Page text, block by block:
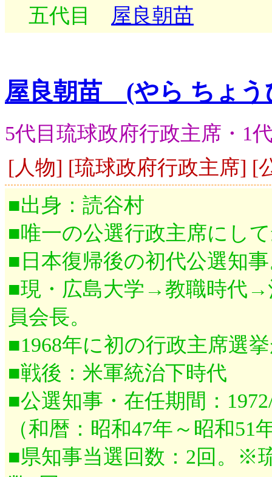
五代目 屋良朝苗
屋良朝苗 (やら ちょう
5代目琉球政府行政主席・1
[人物] [琉球政府行政主席] [
■出身：読谷村
■唯一の公選行政主席にし
■日本復帰後の初代公選知
■現・広島大学→教職時代
員会長。
■1968年に初の行政主席選
■戦後：米軍統治下時代
■公選知事・在任期間：
（和暦：昭和47年～昭和51
■県知事当選回数：2回。※